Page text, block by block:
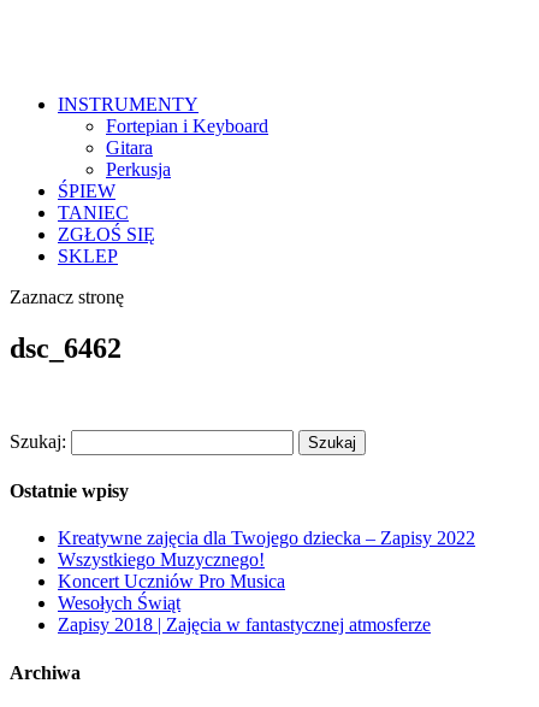
INSTRUMENTY
Fortepian i Keyboard
Gitara
Perkusja
ŚPIEW
TANIEC
ZGŁOŚ SIĘ
SKLEP
Zaznacz stronę
dsc_6462
Szukaj:
Ostatnie wpisy
Kreatywne zajęcia dla Twojego dziecka – Zapisy 2022
Wszystkiego Muzycznego!
Koncert Uczniów Pro Musica
Wesołych Świąt
Zapisy 2018 | Zajęcia w fantastycznej atmosferze
Archiwa